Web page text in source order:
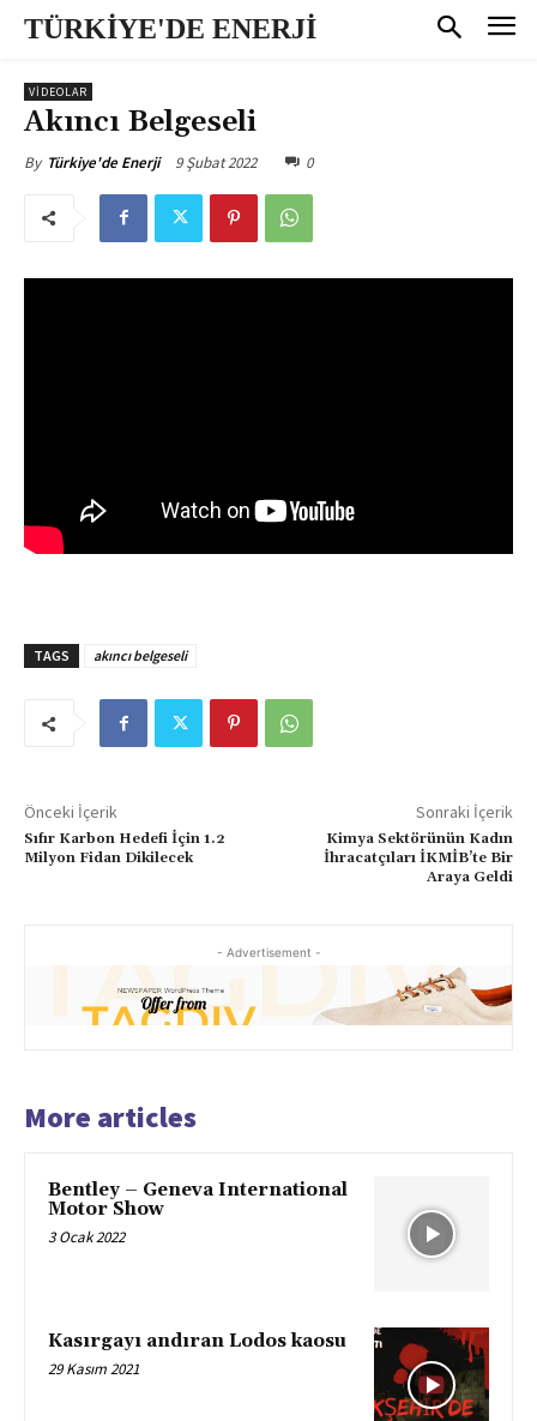
TÜRKİYE'DE ENERJİ
VİDEOLAR
Akıncı Belgeseli
By Türkiye'de Enerji 9 Şubat 2022 0
TAGS akıncı belgeseli
Önceki İçerik
Sıfır Karbon Hedefi İçin 1.2
Milyon Fidan Dikilecek
Sonraki İçerik
Kimya Sektörünün Kadın
İhracatçıları İKMİB’te Bir
Araya Geldi
- Advertisement -
More articles
Bentley – Geneva International
Motor Show
3 Ocak 2022
Kasırgayı andıran Lodos kaosu
29 Kasım 2021